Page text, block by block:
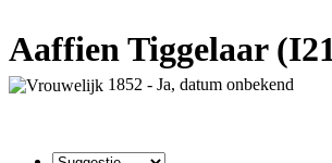
Aaffien Tiggelaar
1852 - Ja, datum onbekend